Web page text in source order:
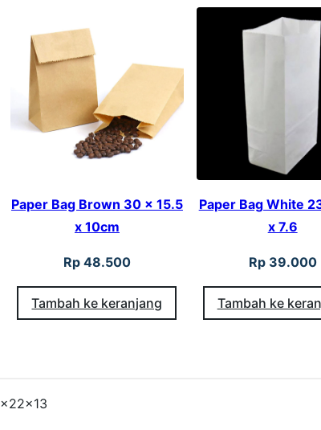
H
a
G
n
k
g
Paper Bag Brown 30 x 15.5
x 10cm
Rp48.500
Tambah ke keranjang
Paper Bag White
x 7.6
Rp39.000
Tambah ke